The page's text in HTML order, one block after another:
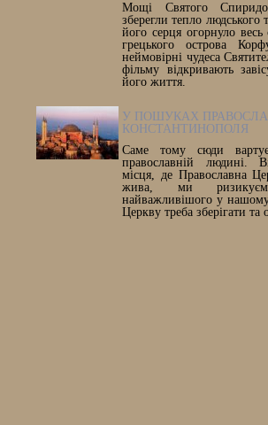
Мощі Святого
зберегли тепло людського
його серця огорнуло
грецького острова
неймовірні чудеса
фільму відкривають
його життя.
У ПОШУКАХ
КОНСТАНТИНОПОЛЯ
Саме тому сюди
православній людині.
місця, де Православна
жива, ми
найважливішого у
Церкву треба зберігати та